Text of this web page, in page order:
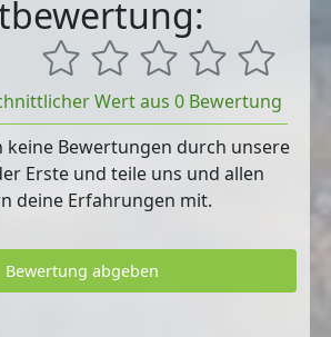
Wert aus 0 Bewertung
keine Bewertungen durch unsere
Erste und teile uns und allen
deine Erfahrungen mit.
Bewertung abgeben